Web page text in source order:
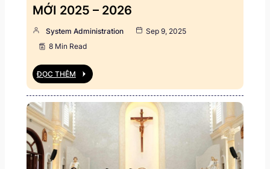
MỚI 2025 – 2026
System Administration
Sep 9, 2025
8 Min Read
ĐỌC THÊM